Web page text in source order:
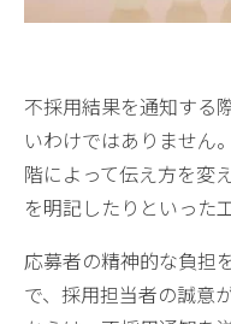
不採用結果を通知する
いわけではありません
階によって伝え方を変
を明記したりといった
応募者の精神的な負担
で、採用担当者の誠意